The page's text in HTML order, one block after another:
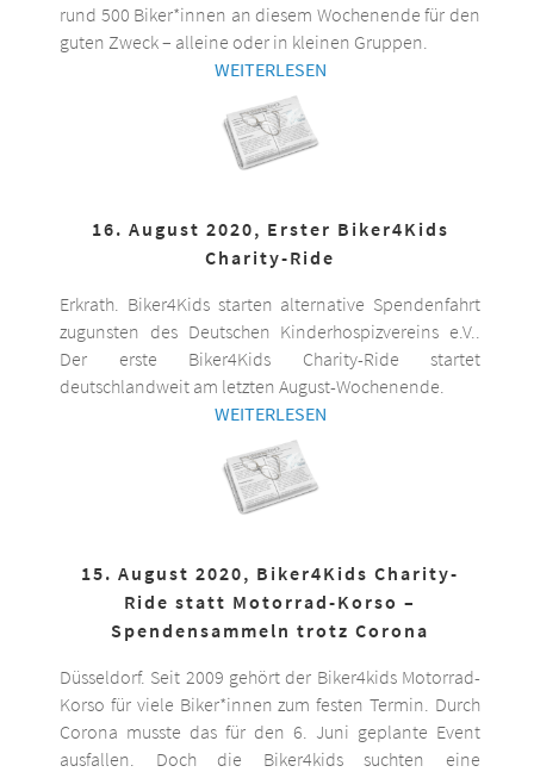
rund 500 Biker*innen an diesem Wochenende für den
guten Zweck – alleine oder in kleinen Gruppen.
WEITERLESEN
16. August 2020, Erster Biker4Kids
Charity-Ride
Erkrath. Biker4Kids starten alternative Spendenfahrt
zugunsten des Deutschen Kinderhospizvereins e.V..
Der erste Biker4Kids Charity-Ride startet
deutschlandweit am letzten August-Wochenende.
WEITERLESEN
15. August 2020, Biker4Kids Charity-
Ride statt Motorrad-Korso –
Spendensammeln trotz Corona
Düsseldorf. Seit 2009 gehört der Biker4kids Motorrad-
Korso für viele Biker*innen zum festen Termin. Durch
Corona musste das für den 6. Juni geplante Event
ausfallen. Doch die Biker4kids suchten eine